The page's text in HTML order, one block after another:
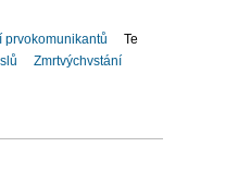
prvokomunikantů
Te
Zmrtvýchvstání